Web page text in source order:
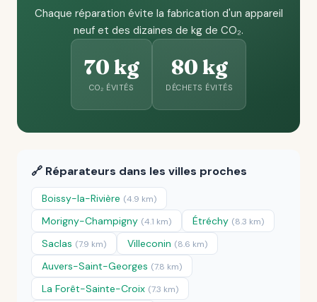
Chaque réparation évite la fabrication d'un appareil
neuf et des dizaines de kg de CO₂.
70 kg
CO₂ ÉVITÉS
80 kg
DÉCHETS ÉVITÉS
🔗 Réparateurs dans les villes proches
Boissy-la-Rivière (4.9 km)
Morigny-Champigny (4.1 km) Étréchy (8.3 km)
Saclas (7.9 km) Villeconin (8.6 km)
Auvers-Saint-Georges (7.8 km)
La Forêt-Sainte-Croix (7.3 km)